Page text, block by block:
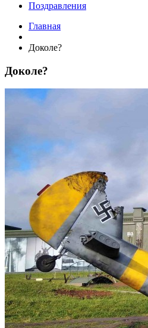
Поздравления
Главная
Доколе?
Доколе?